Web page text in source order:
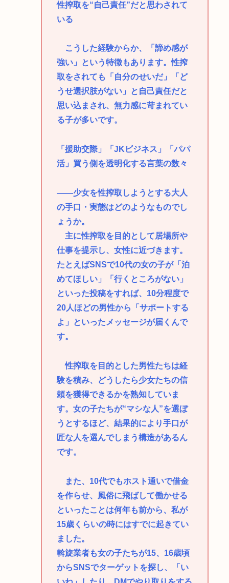
性搾取を“自己責任”だと思わされて
いる
こうした経験からか、「諦め感が
強い」という特徴もあります。性搾
取をされても「自分のせいだ」「ど
うせ選択肢がない」と自己責任だと
思い込まされ、無力感に苛まれてい
る子が多いです。
「援助交際」「JKビジネス」「パパ
活」買う側を透明化する言葉の数々
――少女を性搾取しようとする大人
の手口・実態はどのようなものでし
ょうか。
主に性搾取を目的として居場所や
仕事を提示し、女性に近づきます。
たとえばSNSで10代の女の子が「泊
めてほしい」「行くところがない」
といった投稿をすれば、10分程度で
20人ほどの男性から「サポートする
よ」といったメッセージが届くんで
す。
性搾取を目的とした男性たちは経
験を積み、どうしたら少女たちの信
頼を獲得できるかを熟知していま
す。女の子たちが“マシな人”を選ぼ
うとするほど、結果的により手口が
匠な人を選んでしまう構造があるん
です。
また、10代でもホスト通いで借金
を作らせ、風俗に飛ばして働かせる
といったことは何年も前から、私が
15歳くらいの時にはすでに起きてい
ました。
斡旋業者も女の子たちが15、16歳頃
からSNSでターゲットを探し、「い